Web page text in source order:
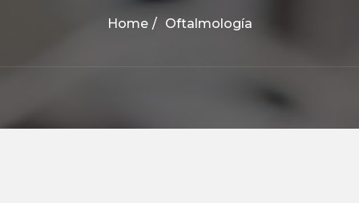
Home Oftalmología